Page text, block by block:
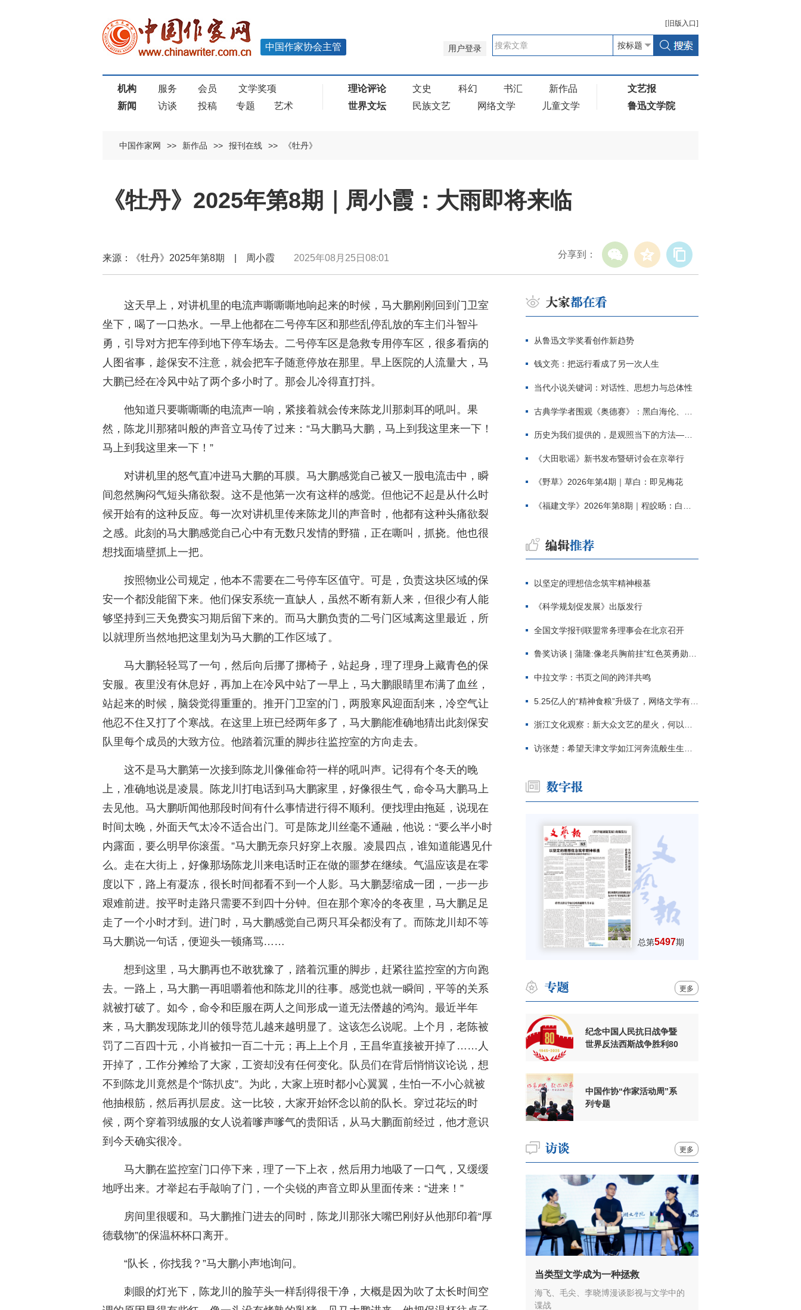
[ 旧版 入口]
用户登录
中国作家协会主管
机构 服务 会员
文学奖项
新闻
访谈 投稿 专题 艺术
理论评论 文史 科幻 书汇
新作品
世界文坛
民族文艺 网络文学 儿童文学
文艺报
鲁迅文学院
中国作家网 >> 新作品 >> 报刊在线 >> 《牡丹》
《牡丹》2025年第8期｜周小霞：大雨即将来临
分享到：
来源：《牡丹》2025年第8期 | 周小霞 2025年08月25日08:01
这天早上，对讲机里的电流声嘶嘶嘶地响起来的时候，马大鹏刚刚回到门卫室
坐下，喝了一口热水。一早上他都在二号停车区和那些乱停乱放的车主们斗智斗
勇，引导对方把车停到地下停车场去。二号停车区是急救专用停车区，很多看病的
人图省事，趁保安不注意，就会把车子随意停放在那里。早上医院的人流量大，马
大鹏已经在冷风中站了两个多小时了。那会儿冷得直打抖。
他知道只要嘶嘶嘶的电流声一响，紧接着就会传来陈龙川那刺耳的吼叫。果
然，陈龙川那猪叫般的声音立马传了过来：“马大鹏马大鹏，马上到我这里来一下！
马上到我这里来一下！”
对讲机里的怒气直冲进马大鹏的耳膜。马大鹏感觉自己被又一股电流击中，瞬
间忽然胸闷气短头痛欲裂。这不是他第一次有这样的感觉。但他记不起是从什么时
候开始有的这种反应。每一次对讲机里传来陈龙川的声音时，他都有这种头痛欲裂
之感。此刻的马大鹏感觉自己心中有无数只发情的野猫，正在嘶叫，抓挠。他也很
想找面墙壁抓上一把。
按照物业公司规定，他本不需要在二号停车区值守。可是，负责这块区域的保
安一个都没能留下来。他们保安系统一直缺人，虽然不断有新人来，但很少有人能
够坚持到三天免费实习期后留下来的。而马大鹏负责的二号门区域离这里最近，所
以就理所当然地把这里划为马大鹏的工作区域了。
马大鹏轻轻骂了一句，然后向后挪了挪椅子，站起身，理了理身上藏青色的保
安服。夜里没有休息好，再加上在冷风中站了一早上，马大鹏眼睛里布满了血丝，
站起来的时候，脑袋觉得重重的。推开门卫室的门，两股寒风迎面刮来，冷空气让
他忍不住又打了个寒战。在这里上班已经两年多了，马大鹏能准确地猜出此刻保安
队里每个成员的大致方位。他踏着沉重的脚步往监控室的方向走去。
这不是马大鹏第一次接到陈龙川像催命符一样的吼叫声。记得有个冬天的晚
上，准确地说是凌晨。陈龙川打电话到马大鹏家里，好像很生气，命令马大鹏马上
去见他。马大鹏听闻他那段时间有什么事情进行得不顺利。便找理由拖延，说现在
时间太晚，外面天气太冷不适合出门。可是陈龙川丝毫不通融，他说：“要么半小时
内露面，要么明早你滚蛋。”马大鹏无奈只好穿上衣服。凌晨四点，谁知道能遇见什
么。走在大街上，好像那场陈龙川来电话时正在做的噩梦在继续。气温应该是在零
度以下，路上有凝冻，很长时间都看不到一个人影。马大鹏瑟缩成一团，一步一步
艰难前进。按平时走路只需要不到四十分钟。但在那个寒冷的冬夜里，马大鹏足足
走了一个小时才到。进门时，马大鹏感觉自己两只耳朵都没有了。而陈龙川却不等
马大鹏说一句话，便迎头一顿痛骂……
想到这里，马大鹏再也不敢犹豫了，踏着沉重的脚步，赶紧往监控室的方向跑
去。一路上，马大鹏一再咀嚼着他和陈龙川的往事。感觉也就一瞬间，平等的关系
就被打破了。如今，命令和臣服在两人之间形成一道无法僭越的鸿沟。最近半年
来，马大鹏发现陈龙川的领导范儿越来越明显了。这该怎么说呢。上个月，老陈被
罚了二百四十元，小肖被扣一百二十元；再上上个月，王昌华直接被开掉了……人
开掉了，工作分摊给了大家，工资却没有任何变化。队员们在背后悄悄议论说，想
不到陈龙川竟然是个“陈扒皮”。为此，大家上班时都小心翼翼，生怕一不小心就被
他抽根筋，然后再扒层皮。这一比较，大家开始怀念以前的队长。穿过花坛的时
候，两个穿着羽绒服的女人说着嗲声嗲气的贵阳话，从马大鹏面前经过，他才意识
到今天确实很冷。
马大鹏在监控室门口停下来，理了一下上衣，然后用力地吸了一口气，又缓缓
地呼出来。才举起右手敲响了门，一个尖锐的声音立即从里面传来：“进来！”
房间里很暖和。马大鹏推门进去的同时，陈龙川那张大嘴巴刚好从他那印着“厚
德载物”的保温杯杯口离开。
“队长，你找我？”马大鹏小声地询问。
刺眼的灯光下，陈龙川的脸芋头一样刮得很干净，大概是因为吹了太长时间空
从鲁迅文学奖看创作新趋势
钱文亮：把远行看成了另一次人生
当代小说关键词：对话性、思想力与总体性
古典学学者围观《奥德赛》：黑白海伦、佩涅罗佩的别针与神秘入侵者
历史为我们提供的，是观照当下的方法——历史题材非虚构写作多人谈
《大田歌谣》新书发布暨研讨会在京举行
《野草》2026年第4期｜草白：即见梅花
《福建文学》2026年第8期｜程皎旸：白色公寓
以坚定的理想信念筑牢精神根基
《科学规划促发展》出版发行
全国文学报刊联盟常务理事会在北京召开
鲁奖访谈 | 蒲隆:像老兵胸前挂"红色英勇勋章"
中拉文学：书页之间的跨洋共鸣
5.25亿人的“精神食粮”升级了，网络文学有了哪些新变化？
浙江文化观察：新大众文艺的星火，何以燎原？
访张楚：希望天津文学如江河奔流般生生不息
总第5497期
更多
纪念中国人民抗日战争暨
世界反法西斯战争胜利80
中国作协“作家活动周”系
列专题
更多
当类型文学成为一种拯救
海飞、毛尖、李晓博漫谈影视与文学中的
谍战